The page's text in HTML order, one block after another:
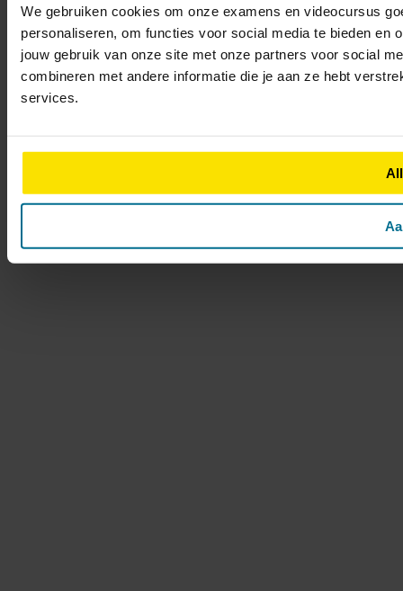
We gebruiken cookies om onze examens en videocursus
personaliseren, om functies voor social media te bieden en
jouw gebruik van onze site met onze partners voor social
combineren met andere informatie die je aan ze hebt
services.